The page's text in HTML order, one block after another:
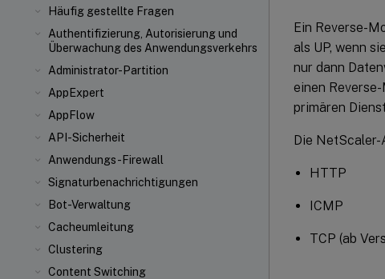
Häufig gestellte Fragen
Authentifizierung, Autorisierung und
Überwachung des Anwendungsverkehrs
Administrator-Partition
AppExpert
AppFlow
API-Sicherheit
Anwendungs-Firewall
Signaturbenachrichtigungen
Bot-Verwaltung
Cacheumleitung
Clustering
Content Switching
Ein Reverse-
als UP, wenn
nur dann
einen
primären
Die
HTTP
ICMP
TCP (ab